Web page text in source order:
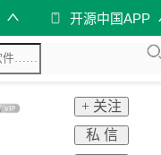
开源中国APP
+ 关注
私 信